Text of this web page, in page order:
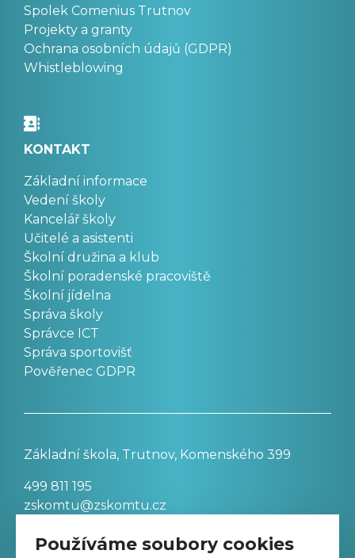
Spolek Comenius Trutnov
Projekty a granty
Ochrana osobních údajů (GDPR)
Whistleblowing
KONTAKT
Základní informace
Vedení školy
Kancelář školy
Učitelé a asistenti
Školní družina a klub
Školní poradenské pracoviště
Školní jídelna
Správa školy
Správce ICT
Správa sportovišť
Pověřenec GDPR
Základní škola, Trutnov, Komenského 399
499 811 195
zskomtu@zskomtu.cz
Používáme soubory cookies